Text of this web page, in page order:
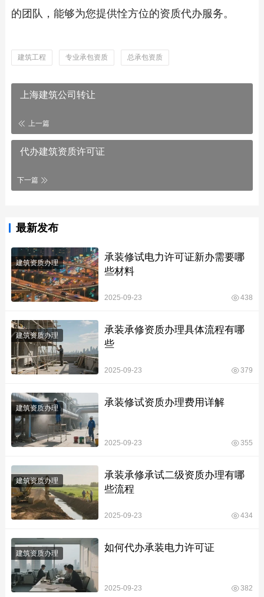
的团队，能够为您提供恮方位的资质代办服务。
建筑工程 专业承包资质 总承包资质
上海建筑公司转让
上一篇
代办建筑资质许可证
下一篇
最新发布
建筑资质办理
承装修试电力许可证新办需要哪
些材料
2025-09-23 438
建筑资质办理
承装承修资质办理具体流程有哪
些
2025-09-23 379
建筑资质办理 承装修试资质办理费用详解
2025-09-23 355
建筑资质办理
承装承修承试二级资质办理有哪
些流程
2025-09-23 434
建筑资质办理 如何代办承装电力许可证
2025-09-23 382